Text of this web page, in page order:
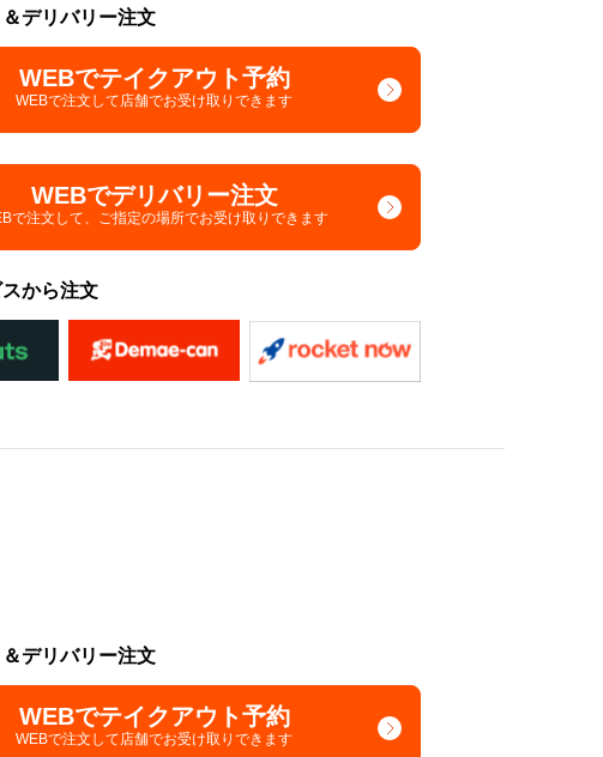
デリバリー注文
WEBでテイクアウト予約
WEBで注文して店舗でお受け取りできます
WEBでデリバリー注文
で注文して、 ご指定の場所でお受け取りできます
から注文
デリバリー注文
WEBでテイクアウト予約
WEBで注文して店舗でお受け取りできます